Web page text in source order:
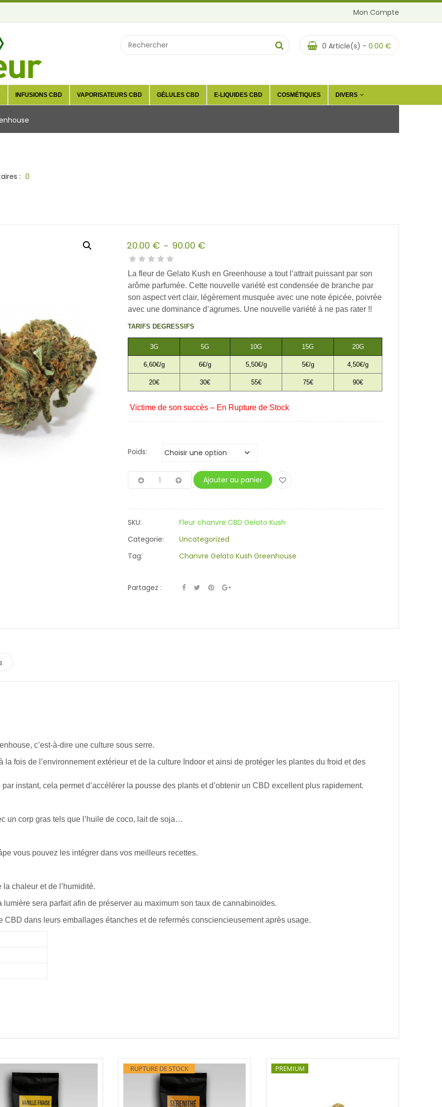
Mon Compte
0 Article(s) - 0.00 €
INFUSIONS CBD VAPORISATEURS CBD GÉLULES CBD E-LIQUIDES CBD COSMÉTIQUES DIVERS
: 0
20.00 € – 90.00 €
Plage
de
prix :
20.00 €
à
La fleur de Gelato Kush en Greenhouse a tout l’attrait puissant par son
arôme parfumée. Cette nouvelle variété est condensée de branche par
son aspect vert clair, légèrement musquée avec une note épicée, poivrée
avec une dominance d’agrumes. Une nouvelle variété à ne pas rater !!
TARIFS DEGRESSIFS
3G 5G 10G 15G 20G
6,60€/g 6€/g 5,50€/g 5€/g 4,50€/g
20€ 30€ 55€ 75€ 90€
Victime de son succès – En Rupture de Stock
Poids:
Ajouter au panier
SKU:
Fleur chanvre CBD Gelato Kush
Categorie:
Uncategorized
Tag:
Chanvre Gelato Kush Greenhouse
Partagez :
c’est-à-dire une culture sous serre.
la fois de l’environnement extérieur et de la culture Indoor et ainsi de protéger les plantes du froid et des
instant, cela permet d’accélérer la pousse des plants et d’obtenir un CBD excellent plus rapidement.
un corp gras tels que l’huile de coco, lait de soja…
vous pouvez les intégrer dans vos meilleurs recettes.
chaleur et de l’humidité.
lumière sera parfait afin de préserver au maximum son taux de cannabinoïdes.
CBD dans leurs emballages étanches et de refermés consciencieusement après usage.
RUPTURE DE STOCK PREMIUM